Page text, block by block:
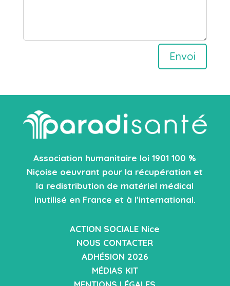
Envoi
Association humanitaire loi 1901 100 %
Niçoise oeuvrant pour la récupération et
la redistribution de matériel médical
inutilisé en France et à l'international.
ACTION SOCIALE Nice
NOUS CONTACTER
ADHÉSION 2026
MÉDIAS KIT